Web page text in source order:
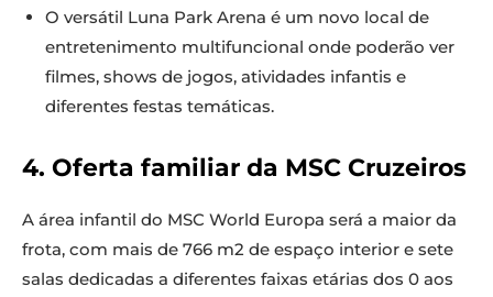
O versátil Luna Park Arena é um novo local de
entretenimento multifuncional onde poderão ver
filmes, shows de jogos, atividades infantis e
diferentes festas temáticas.
4. Oferta familiar da MSC Cruzeiros
A área infantil do MSC World Europa será a maior da
frota, com mais de 766 m2 de espaço interior e sete
salas dedicadas a diferentes faixas etárias dos 0 aos